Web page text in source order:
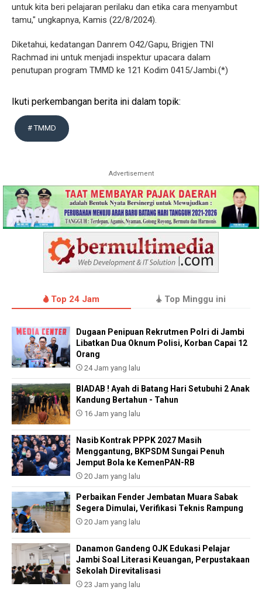
untuk kita beri pelajaran perilaku dan etika cara menyambut
tamu," ungkapnya, Kamis (22/8/2024).
Diketahui, kedatangan Danrem O42/Gapu, Brigjen TNI
Rachmad ini untuk menjadi inspektur upacara dalam
penutupan program TMMD ke 121 Kodim 0415/Jambi.(*)
Ikuti perkembangan berita ini dalam topik:
# TMMD
Advertisement
Top 24 Jam Top Minggu ini
Dugaan Penipuan Rekrutmen Polri di Jambi
Libatkan Dua Oknum Polisi, Korban Capai 12
Orang
24 Jam yang lalu
BIADAB ! Ayah di Batang Hari Setubuhi 2 Anak
Kandung Bertahun - Tahun
16 Jam yang lalu
Nasib Kontrak PPPK 2027 Masih
Menggantung, BKPSDM Sungai Penuh
Jemput Bola ke KemenPAN-RB
20 Jam yang lalu
Perbaikan Fender Jembatan Muara Sabak
Segera Dimulai, Verifikasi Teknis Rampung
20 Jam yang lalu
Danamon Gandeng OJK Edukasi Pelajar
Jambi Soal Literasi Keuangan, Perpustakaan
Sekolah Direvitalisasi
23 Jam yang lalu